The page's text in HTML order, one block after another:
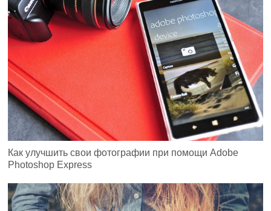
Как улучшить свои фотографии при помощи Adobe
Photoshop Express